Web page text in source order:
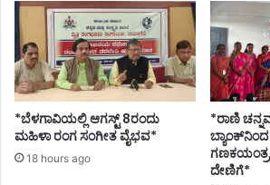
*ಬೆಳಗಾವಿಯಲ್ಲಿ ಆಗಸ್ಟ್ 8ರಂದು
ಮಹಿಳಾ ರಂಗ ಸಂಗೀತ ವೈಭವ*
18 hours ago
*ರಾಣಿ
ದೇಣಿಗೆ*